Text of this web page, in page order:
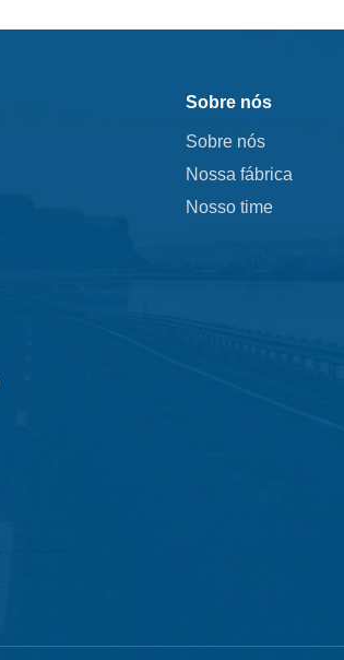
Sobre nós
Sobre nós
Nossa fábrica
Nosso time